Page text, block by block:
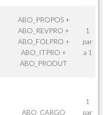
ABO_PROPOS +
ABO_REVPRO +
ABO_FOLPRO +
ABO_ITPRO +
ABO_PRODUT
1
par
a 1
ABO_CARGO
1
par